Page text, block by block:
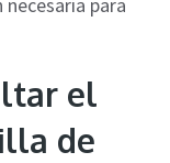
para
el
de